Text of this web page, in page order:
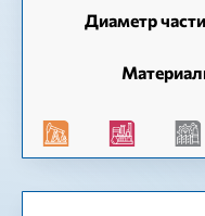
Диаметр